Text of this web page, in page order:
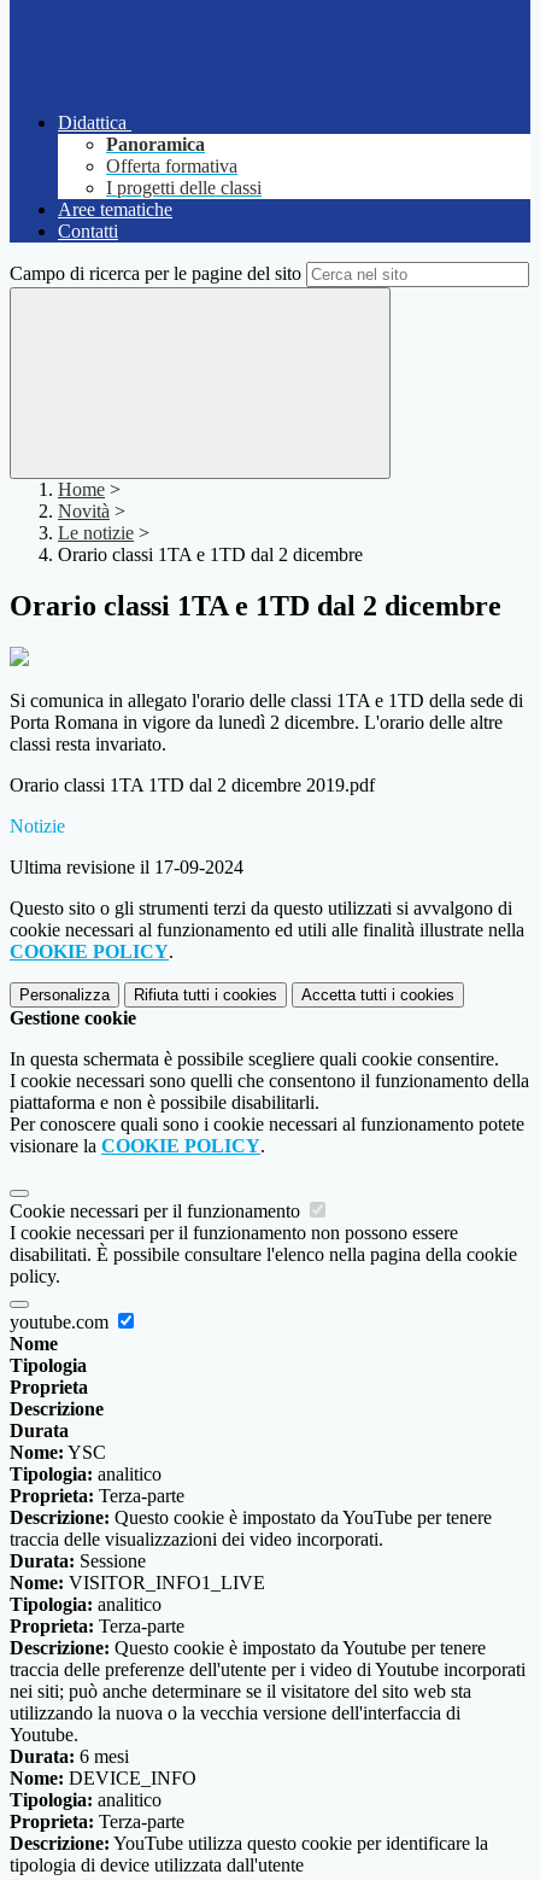
Didattica
Panoramica
Offerta formativa
I progetti delle classi
Aree tematiche
Contatti
Campo di ricerca per le pagine del sito
Home >
Novità >
Le notizie >
Orario classi 1TA e 1TD dal 2 dicembre
Orario classi 1TA e 1TD dal 2 dicembre
Si comunica in allegato l'orario delle classi 1TA e 1TD della sede di
Porta Romana in vigore da lunedì 2 dicembre. L'orario delle altre
classi resta invariato.
Orario classi 1TA 1TD dal 2 dicembre 2019.pdf
Notizie
Ultima revisione il 17-09-2024
Questo sito o gli strumenti terzi da questo utilizzati si avvalgono di
cookie necessari al funzionamento ed utili alle finalità illustrate nella
COOKIE POLICY.
Personalizza Rifiuta tutti i cookies Accetta tutti i cookies
Gestione cookie
In questa schermata è possibile scegliere quali cookie consentire.
I cookie necessari sono quelli che consentono il funzionamento della
piattaforma e non è possibile disabilitarli.
Per conoscere quali sono i cookie necessari al funzionamento potete
visionare la COOKIE POLICY.
Cookie necessari per il funzionamento
I cookie necessari per il funzionamento non possono essere
disabilitati. È possibile consultare l'elenco nella pagina della cookie
policy.
youtube.com
Nome
Tipologia
Proprieta
Descrizione
Durata
Nome: YSC
Tipologia: analitico
Proprieta: Terza-parte
Descrizione: Questo cookie è impostato da YouTube per tenere
traccia delle visualizzazioni dei video incorporati.
Durata: Sessione
Nome: VISITOR_INFO1_LIVE
Tipologia: analitico
Proprieta: Terza-parte
Descrizione: Questo cookie è impostato da Youtube per tenere
traccia delle preferenze dell'utente per i video di Youtube incorporati
nei siti; può anche determinare se il visitatore del sito web sta
utilizzando la nuova o la vecchia versione dell'interfaccia di
Youtube.
Durata: 6 mesi
Nome: DEVICE_INFO
Tipologia: analitico
Proprieta: Terza-parte
Descrizione: YouTube utilizza questo cookie per identificare la
tipologia di device utilizzata dall'utente